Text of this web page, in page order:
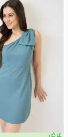
عرض